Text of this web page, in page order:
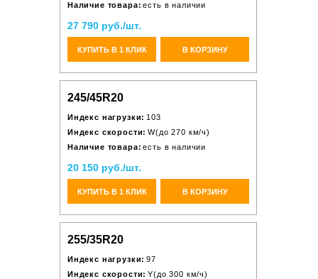
Наличие товара: есть в наличии
27 790 руб./шт.
КУПИТЬ В 1 КЛИК В КОРЗИНУ
245/45R20
Индекс нагрузки: 103
Индекс скорости: W(до 270 км/ч)
Наличие товара: есть в наличии
20 150 руб./шт.
КУПИТЬ В 1 КЛИК В КОРЗИНУ
255/35R20
Индекс нагрузки: 97
Индекс скорости: Y(до 300 км/ч)